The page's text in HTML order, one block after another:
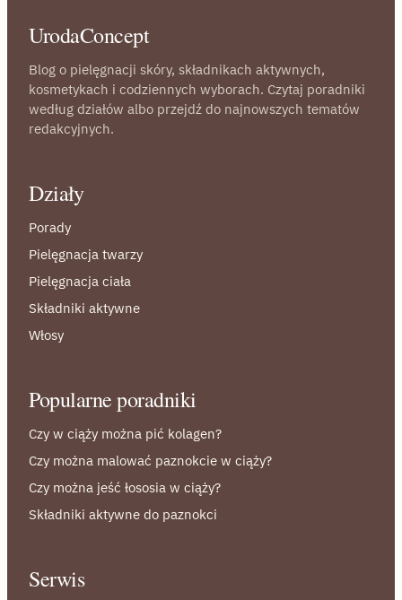
UrodaConcept
Blog o pielęgnacji skóry, składnikach aktywnych,
kosmetykach i codziennych wyborach. Czytaj poradniki
według działów albo przejdź do najnowszych tematów
redakcyjnych.
Działy
Porady
Pielęgnacja twarzy
Pielęgnacja ciała
Składniki aktywne
Włosy
Popularne poradniki
Czy w ciąży można pić kolagen?
Czy można malować paznokcie w ciąży?
Czy można jeść łososia w ciąży?
Składniki aktywne do paznokci
Serwis